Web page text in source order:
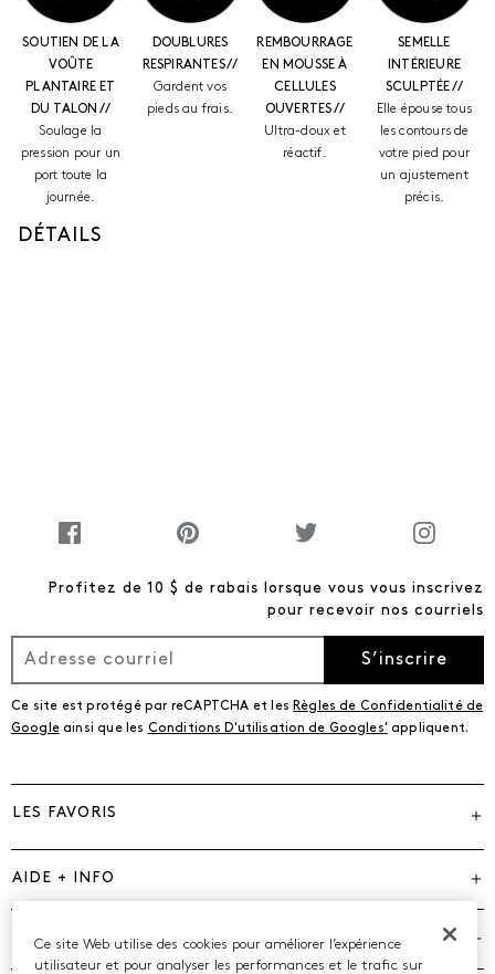
SOUTIEN DE LA
VOÛTE
PLANTAIRE ET
DU TALON //
Soulage la
pression pour un
port toute la
journée.
DOUBLURES
RESPIRANTES //
Gardent vos
pieds au frais.
REMBOURRAGE
EN MOUSSE À
CELLULES
OUVERTES //
Ultra-doux et
réactif.
SEMELLE
INTÉRIEURE
SCULPTÉE //
Elle épouse tous
les contours de
votre pied pour
un ajustement
précis.
DÉTAILS
Profitez de 10 $ de rabais lorsque vous vous inscrivez
pour recevoir nos courriels
S’inscrire
Ce site est protégé par reCAPTCHA et les Règles de Confidentialité de
Googleainsi que les Conditions D'utilisation de Googles' appliquent.
LES FAVORIS
AIDE + INFO
MARQUES
Ce site Web utilise des cookies pour améliorer l’expérience
utilisateur et pour analyser les performances et le trafic sur